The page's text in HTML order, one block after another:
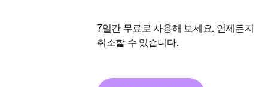
7일간 무료로 사용해 보세요. 언제든지
취소할 수 있습니다.